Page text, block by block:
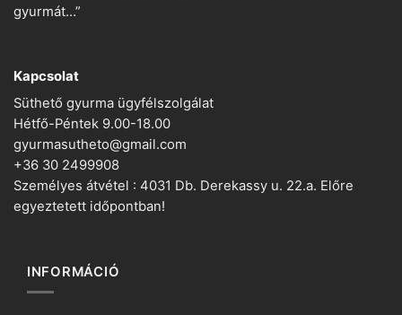
gyurmát…”
Kapcsolat
Süthető gyurma ügyfélszolgálat
Hétfő-Péntek 9.00-18.00
gyurmasutheto@gmail.com
+36 30 2499908
Személyes átvétel : 4031 Db. Derekassy u. 22.a. Előre
egyeztetett időpontban!
INFORMÁCIÓ